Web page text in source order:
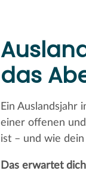
das
Ein Auslandsjahr
einer offenen
ist – und wie
Das erwartet